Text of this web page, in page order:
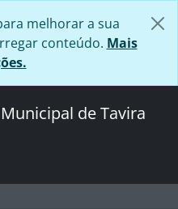
melhorar a sua
conteúdo. Mais
de Tavira